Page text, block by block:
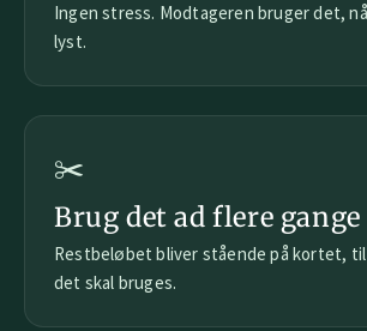
Ingen stress. Modtageren bruger det,
lyst.
✂️
Brug det ad flere gange
Restbeløbet bliver stående på kortet,
det skal bruges.